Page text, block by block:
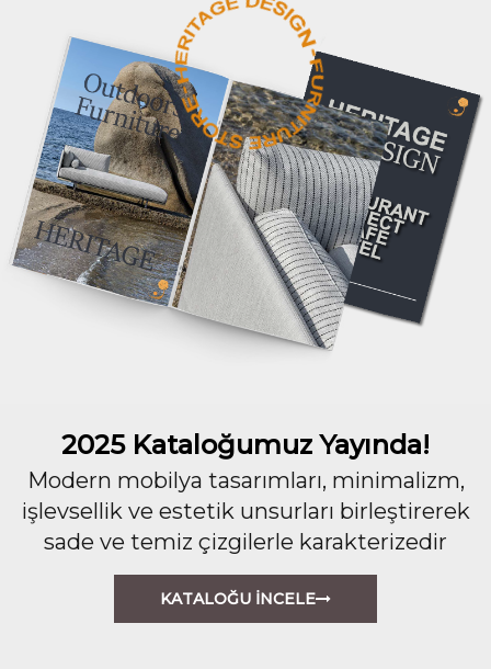
2025 Kataloğumuz Yayında!
Modern mobilya tasarımları, minimalizm,
işlevsellik ve estetik unsurları birleştirerek
sade ve temiz çizgilerle karakterizedir
KATALOĞU İNCELE